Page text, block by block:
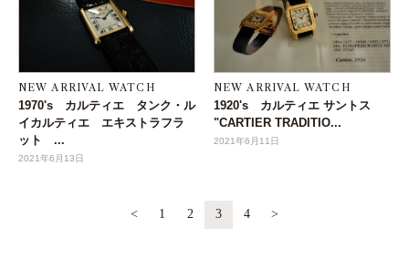
NEW ARRIVAL WATCH
1970's カルティエ タンク・ル
イカルティエ エキストラフラ
ット ...
2021年6月13日
NEW ARRIVAL WATCH
1920's カルティエ サントス
"CARTIER TRADITIO...
2021年6月11日
< 1 2 3 4 >